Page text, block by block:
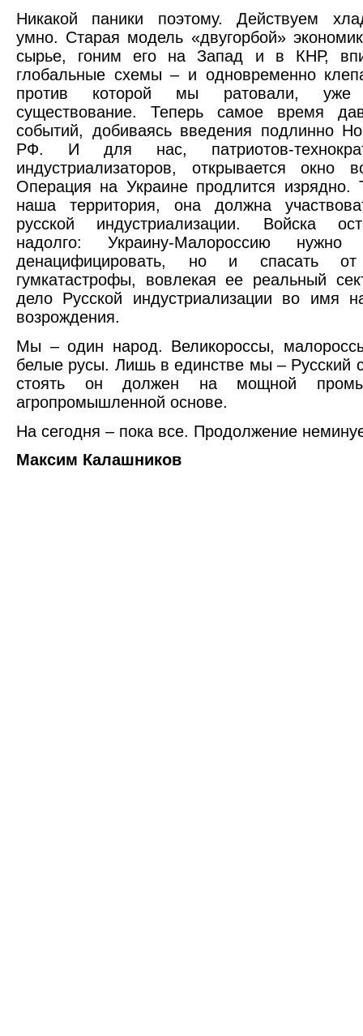
Никакой паники поэтому. Действуем
умно. Старая модель «двугорбой»
сырье, гоним его на Запад и в КНР,
глобальные схемы – и одновременно
против которой мы ратовали, уже
существование. Теперь самое время
событий, добиваясь введения подлинно
РФ. И для нас, патриотов-
индустриализаторов, открывается окно
Операция на Украине продлится изрядно.
наша территория, она должна
русской индустриализации. Войска
надолго: Украину-Малороссию
денацифицировать, но и спасать
гумкатастрофы, вовлекая ее реальный
дело Русской индустриализации во имя
возрождения.
Мы – один народ. Великороссы,
белые русы. Лишь в единстве мы – Русский
стоять он должен на мощной
агропромышленной основе.
На сегодня – пока все. Продолжение
Максим Калашников